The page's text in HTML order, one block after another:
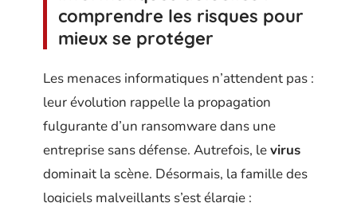
comprendre les risques pour
mieux se protéger
Les menaces informatiques n’attendent pas :
leur évolution rappelle la propagation
fulgurante d’un ransomware dans une
entreprise sans défense. Autrefois, levirus
dominait la scène. Désormais, la famille des
logiciels malveillants s’est élargie :